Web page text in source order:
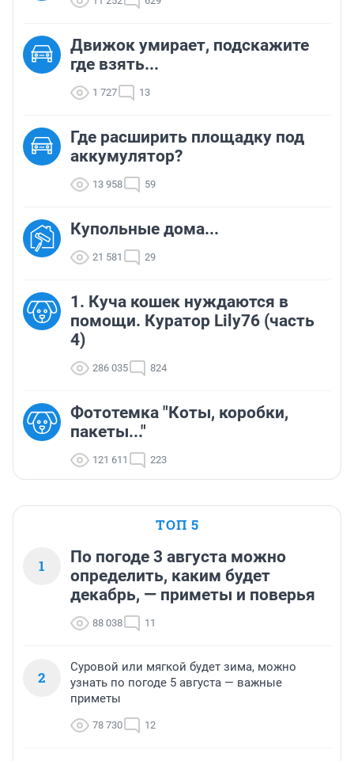
Движок умирает, подскажите
где взять...
1 727 13
Где расширить площадку под
аккумулятор?
13 958 59
Купольные дома...
21 581 29
1. Куча кошек нуждаются в
помощи. Куратор Lily76 (часть
4)
286 035 824
Фототемка "Коты, коробки,
пакеты..."
121 611 223
ТОП 5
1
По погоде 3 августа можно
определить, каким будет
декабрь, — приметы и поверья
88 038 11
2
Суровой или мягкой будет зима, можно
узнать по погоде 5 августа — важные
приметы
78 730 12